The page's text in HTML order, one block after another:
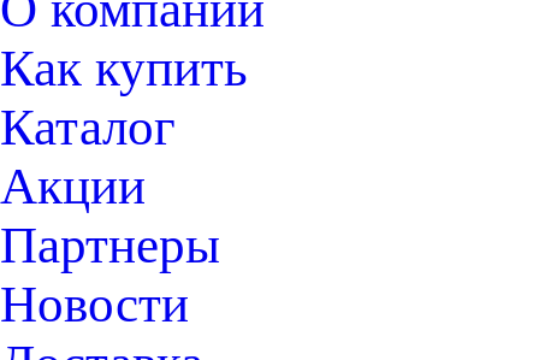
Как купить
Каталог
Акции
Партнеры
Новости